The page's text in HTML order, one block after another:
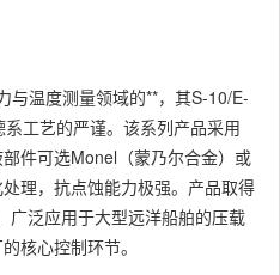
与温度测量领域的**，其S-10/E-
工艺的严谨。该系列产品采用
件可选Monel（蒙乃尔合金）或
理，抗点蚀能力极强。产品取得
广泛应用于大型远洋船舶的压载
核心控制环节。